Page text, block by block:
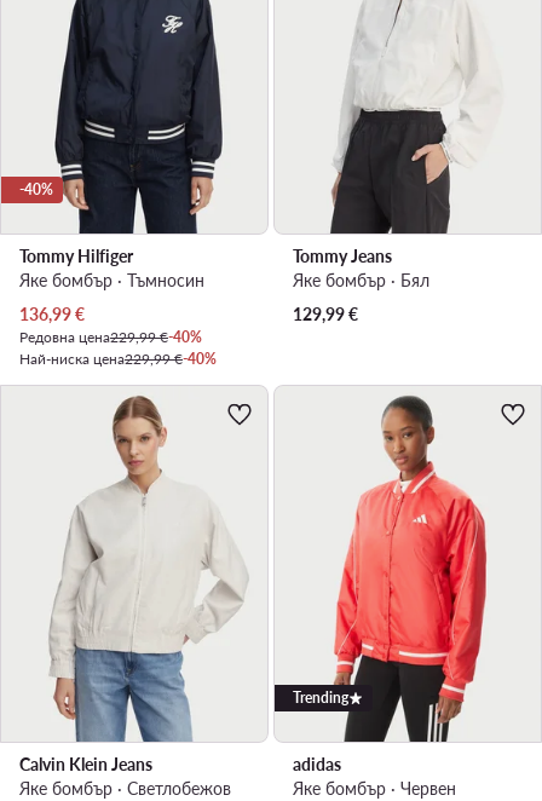
-40%
Tommy Hilfiger
Яке бомбър · Тъмносин
Актуална цена
136,99€
Редовна цена229,99 €-40%
Най-ниска цена229,99 €-40%
Tommy Jeans
Яке бомбър · Бял
129,99€
Calvin Klein Jeans
Яке бомбър · Светлобежов
Trending
adidas
Яке бомбър · Червен